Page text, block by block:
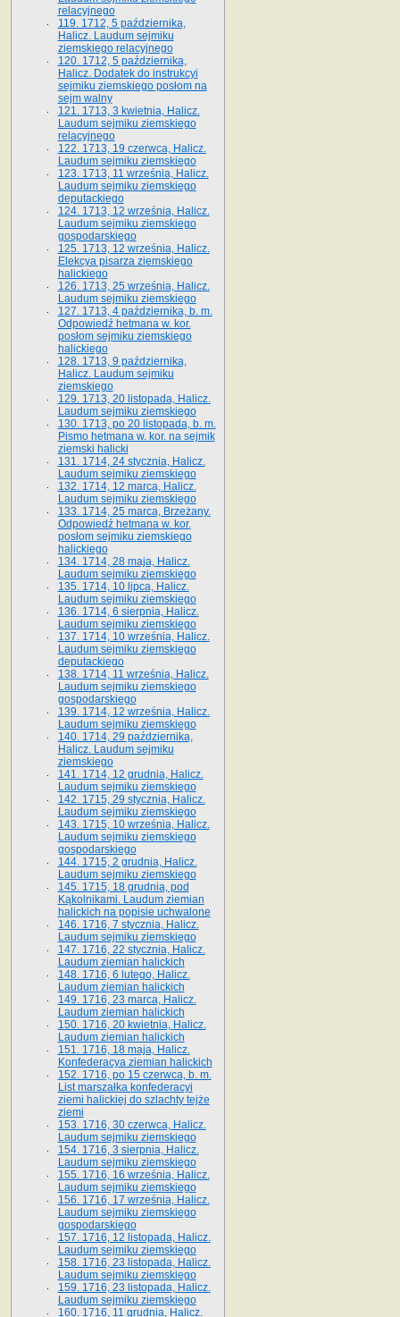
relacyjnego
119. 1712, 5 października,
Halicz. Laudum sejmiku
ziemskiego relacyjnego
120. 1712, 5 października,
Halicz. Dodatek do instrukcyi
sejmiku ziemskiego posłom na
sejm walny
121. 1713, 3 kwietnia, Halicz.
Laudum sejmiku ziemskiego
relacyjnego
122. 1713, 19 czerwca, Halicz.
Laudum sejmiku ziemskiego
123. 1713, 11 września, Halicz.
Laudum sejmiku ziemskiego
deputackiego
124. 1713, 12 września, Halicz.
Laudum sejmiku ziemskiego
gospodarskiego
125. 1713, 12 września, Halicz.
Elekcya pisarza ziemskiego
halickiego
126. 1713, 25 września, Halicz.
Laudum sejmiku ziemskiego
127. 1713, 4 października, b. m.
Odpowiedź hetmana w. kor.
posłom sejmiku ziemskiego
halickiego
128. 1713, 9 października,
Halicz. Laudum sejmiku
ziemskiego
129. 1713, 20 listopada, Halicz.
Laudum sejmiku ziemskiego
130. 1713, po 20 listopada, b. m.
Pismo hetmana w. kor. na sejmik
ziemski halicki
131. 1714, 24 stycznia, Halicz.
Laudum sejmiku ziemskiego
132. 1714, 12 marca, Halicz.
Laudum sejmiku ziemskiego
133. 1714, 25 marca, Brzeżany.
Odpowiedź hetmana w. kor.
posłom sejmiku ziemskiego
halickiego
134. 1714, 28 maja, Halicz.
Laudum sejmiku ziemskiego
135. 1714, 10 lipca, Halicz.
Laudum sejmiku ziemskiego
136. 1714, 6 sierpnia, Halicz.
Laudum sejmiku ziemskiego
137. 1714, 10 września, Halicz.
Laudum sejmiku ziemskiego
deputackiego
138. 1714, 11 września, Halicz.
Laudum sejmiku ziemskiego
gospodarskiego
139. 1714, 12 września, Halicz.
Laudum sejmiku ziemskiego
140. 1714, 29 października,
Halicz. Laudum sejmiku
ziemskiego
141. 1714, 12 grudnia, Halicz.
Laudum sejmiku ziemskiego
142. 1715, 29 stycznia, Halicz.
Laudum sejmiku ziemskiego
143. 1715, 10 września, Halicz.
Laudum sejmiku ziemskiego
gospodarskiego
144. 1715, 2 grudnia, Halicz.
Laudum sejmiku ziemskiego
145. 1715, 18 grudnia, pod
Kąkolnikami. Laudum ziemian
halickich na popisie uchwalone
146. 1716, 7 stycznia, Halicz.
Laudum sejmiku ziemskiego
147. 1716, 22 stycznia, Halicz.
Laudum ziemian halickich
148. 1716, 6 lutego, Halicz.
Laudum ziemian halickich
149. 1716, 23 marca, Halicz.
Laudum ziemian halickich
150. 1716, 20 kwietnia, Halicz.
Laudum ziemian halickich
151. 1716, 18 maja, Halicz.
Konfederacya ziemian halickich
152. 1716, po 15 czerwca, b. m.
List marszałka konfederacyi
ziemi halickiej do szlachty tejże
ziemi
153. 1716, 30 czerwca, Halicz.
Laudum sejmiku ziemskiego
154. 1716, 3 sierpnia, Halicz.
Laudum sejmiku ziemskiego
155. 1716, 16 września, Halicz.
Laudum sejmiku ziemskiego
156. 1716, 17 września, Halicz.
Laudum sejmiku ziemskiego
gospodarskiego
157. 1716, 12 listopada, Halicz.
Laudum sejmiku ziemskiego
158. 1716, 23 listopada, Halicz.
Laudum sejmiku ziemskiego
159. 1716, 23 listopada, Halicz.
Laudum sejmiku ziemskiego
160. 1716, 11 grudnia, Halicz.